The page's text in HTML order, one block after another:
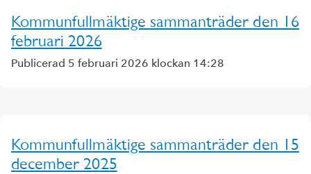
Kommunfullmäktige sammanträder den 16
februari 2026
Publicerad 5 februari 2026 klockan 14:28
Kommunfullmäktige sammanträder den 15
december 2025